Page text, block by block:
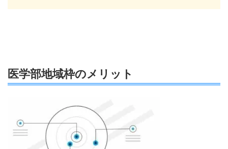
医学部地域枠のメリット